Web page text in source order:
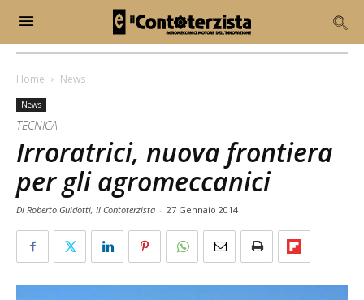
Home News
News
TECNICA
Irroratrici, nuova frontiera
per gli agromeccanici
Di Roberto Guidotti, Il Contoterzista - 27 Gennaio 2014